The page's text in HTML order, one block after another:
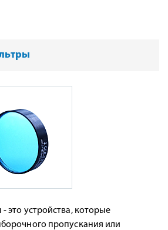
это устройства, которые
пропускания или